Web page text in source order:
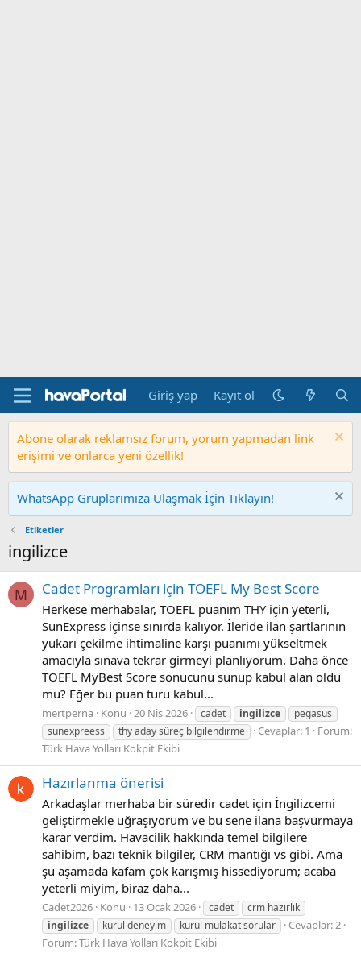
Giriş yap Kayıt ol
Abone olarak reklamsız forum, yorum yapmadan link
erişimi ve onlarca yeni özellik!
WhatsApp Gruplarımıza Ulaşmak İçin Tıklayın!
Etiketler
ingilizce
M Cadet Programları için TOEFL My Best Score
Herkese merhabalar, TOEFL puanım THY için yeterli,
SunExpress içinse sınırda kalıyor. İleride ilan şartlarının
yukarı çekilme ihtimaline karşı puanımı yükseltmek
amacıyla sınava tekrar girmeyi planlıyorum. Daha önce
TOEFL MyBest Score sonucunu sunup kabul alan oldu
mu? Eğer bu puan türü kabul...
mertperna Konu 20 Nis 2026 cadet ingilizce
pegasus
sunexpreess
thy aday süreç bilgilendirme Cevaplar: 1
Forum:
Türk Hava Yolları Kokpit Ekibi
Hazırlanma önerisi
Arkadaşlar merhaba bir süredir cadet için İngilizcemi
geliştirmekle uğraşıyorum ve bu sene ilana başvurmaya
karar verdim. Havacilik hakkında temel bilgilere
sahibim, bazı teknik bilgiler, CRM mantığı vs gibi. Ama
şu aşamada kafam çok karışmış hissediyorum; acaba
yeterli miyim, biraz daha...
Cadet2026 Konu 13 Ocak 2026 cadet
crm hazırlık
ingilizce
kurul deneyim kurul mülakat sorular
Cevaplar: 2
Forum:Türk Hava Yolları Kokpit Ekibi